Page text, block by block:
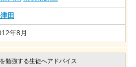
田
年8月
勉強する生徒へアドバイス